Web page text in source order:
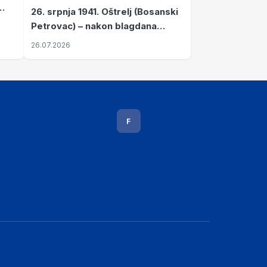
26. srpnja 1941. Oštrelj (Bosanski
Petrovac) – nakon blagdana
Svete Ane izvršen napad srpskih
26.07.2026
F